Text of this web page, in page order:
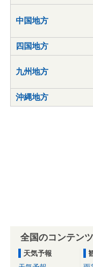
中国地方
四国地方
九州地方
沖縄地方
全国のコンテンツ
天気予報